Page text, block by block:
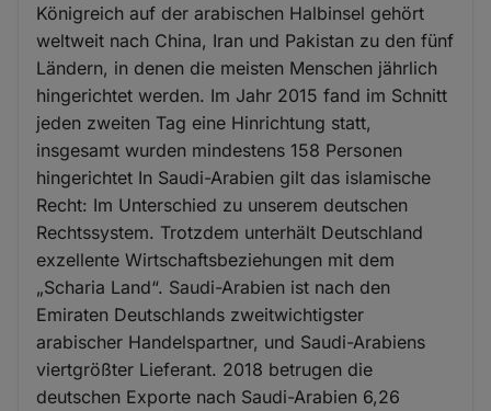
Königreich auf der arabischen Halbinsel gehört
weltweit nach China, Iran und Pakistan zu den fünf
Ländern, in denen die meisten Menschen jährlich
hingerichtet werden. Im Jahr 2015 fand im Schnitt
jeden zweiten Tag eine Hinrichtung statt,
insgesamt wurden mindestens 158 Personen
hingerichtet In Saudi-Arabien gilt das islamische
Recht: Im Unterschied zu unserem deutschen
Rechtssystem. Trotzdem unterhält Deutschland
exzellente Wirtschaftsbeziehungen mit dem
„Scharia Land“. Saudi-Arabien ist nach den
Emiraten Deutschlands zweitwichtigster
arabischer Handelspartner, und Saudi-Arabiens
viertgrößter Lieferant. 2018 betrugen die
deutschen Exporte nach Saudi-Arabien 6,26